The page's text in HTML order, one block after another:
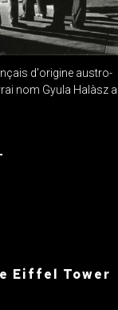
d'origine austro-
nom Gyula Halàsz a
Eiffel Tower